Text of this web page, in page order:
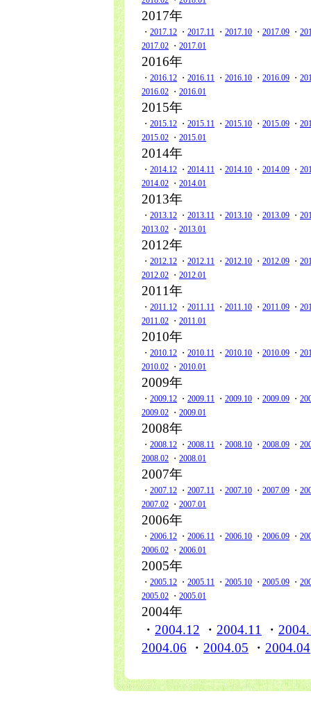
2017年
・ 2017.12 ・ 2017.11 ・ 2017.10 ・ 2017.09 ・
2017.02 ・ 2017.01
2016年
・ 2016.12 ・ 2016.11 ・ 2016.10 ・ 2016.09 ・
2016.02 ・ 2016.01
2015年
・ 2015.12 ・ 2015.11 ・ 2015.10 ・ 2015.09 ・
2015.02 ・ 2015.01
2014年
・ 2014.12 ・ 2014.11 ・ 2014.10 ・ 2014.09 ・
2014.02 ・ 2014.01
2013年
・ 2013.12 ・ 2013.11 ・ 2013.10 ・ 2013.09 ・
2013.02 ・ 2013.01
2012年
・ 2012.12 ・ 2012.11 ・ 2012.10 ・ 2012.09 ・
2012.02 ・ 2012.01
2011年
・ 2011.12 ・ 2011.11 ・ 2011.10 ・ 2011.09 ・
2011.02 ・ 2011.01
2010年
・ 2010.12 ・ 2010.11 ・ 2010.10 ・ 2010.09 ・
2010.02 ・ 2010.01
2009年
・ 2009.12 ・ 2009.11 ・ 2009.10 ・ 2009.09 ・
2009.02 ・ 2009.01
2008年
・ 2008.12 ・ 2008.11 ・ 2008.10 ・ 2008.09 ・
2008.02 ・ 2008.01
2007年
・ 2007.12 ・ 2007.11 ・ 2007.10 ・ 2007.09 ・
2007.02 ・ 2007.01
2006年
・ 2006.12 ・ 2006.11 ・ 2006.10 ・ 2006.09 ・
2006.02 ・ 2006.01
2005年
・ 2005.12 ・ 2005.11 ・ 2005.10 ・ 2005.09 ・
2005.02 ・ 2005.01
2004年
・ 2004.12 ・ 2004.11 ・
2004.06 ・ 2004.05 ・ 2004.04